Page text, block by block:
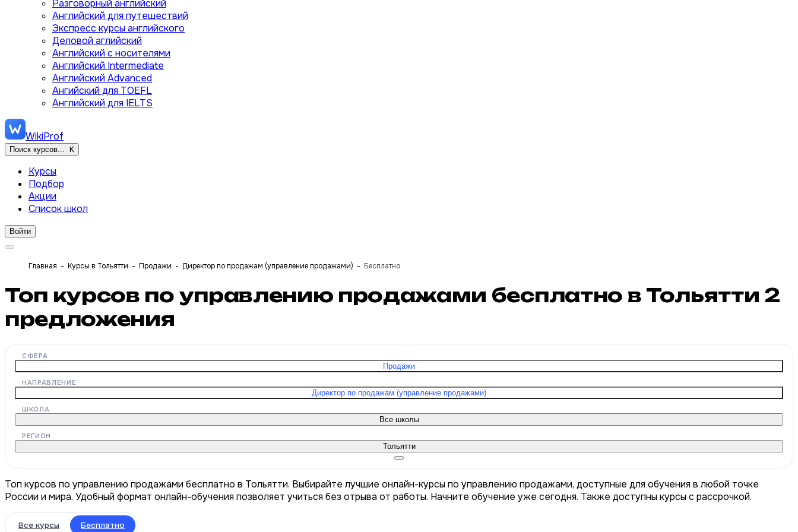
Разговорный английский
Английский для путешествий
Экспресс курсы английского
Деловой аглийский
Английский с носителями
Английский Intermediate
Английский Advanced
Ангийский для TOEFL
Английский для IELTS
WikiProf
Поиск курсов... K
Курсы
Подбор
Акции
Список школ
Войти
Главная Курсы в Тольятти Продажи Директор по продажам (управление продажами) Бесплатно
Топ курсов по управлению продажами бесплатно в Тольятти 2
предложения
СФЕРА
Продажи
НАПРАВЛЕНИЕ
Директор по продажам (управление продажами)
ШКОЛА
Все школы
РЕГИОН
Тольятти
Топ курсов по управлению продажами бесплатно в Тольятти. Выбирайте лучшие онлайн-курсы по управлению продажами, доступные для обучения в любой точке
России и мира. Удобный формат онлайн-обучения позволяет учиться без отрыва от работы. Начните обучение уже сегодня. Также доступны курсы с рассрочкой.
Все курсы Бесплатно